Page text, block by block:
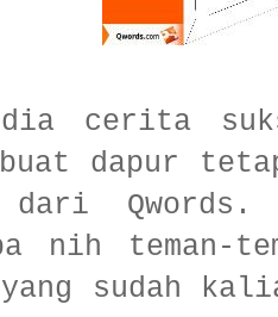
cerita
dapur
dari
nih teman-
sudah